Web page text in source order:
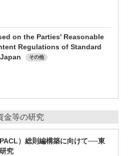
on the Parties' Reasonable
Regulations of Standard
その他
金等の研究
）総則編構築に向けて──東
究